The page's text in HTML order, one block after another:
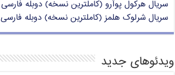
سریال هرکول پوآرو (کاملترین نسخه) دوبله فارسی
سریال شرلوک هلمز (کاملترین نسخه) دوبله فارسی
ویدئوهای جدید